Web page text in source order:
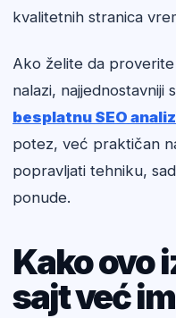
kvalitetnih stranica
Ako želite da
nalazi,
besplatnu SEO
potez, već praktičan
popravljati tehniku,
ponude.
Kako ovo
sajt već